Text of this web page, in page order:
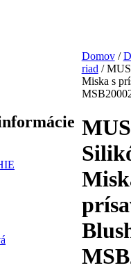
Domov/
riad /
Miska s